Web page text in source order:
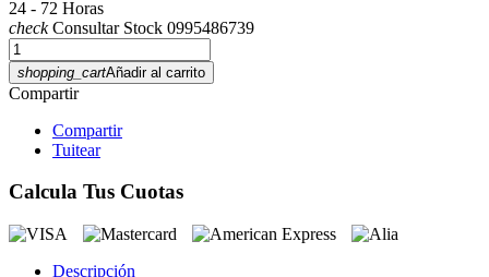
24 - 72 Horas
checkConsultar Stock 0995486739
shopping_cartAñadir al carrito
Compartir
Compartir
Tuitear
Calcula Tus Cuotas
Descripción